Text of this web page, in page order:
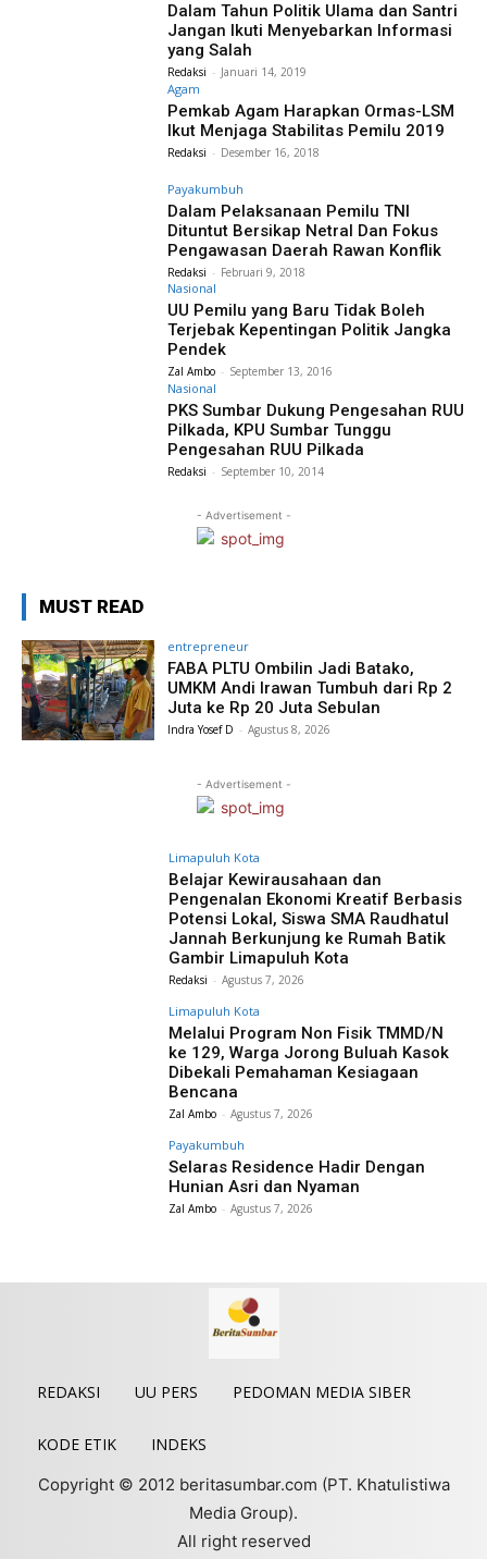
Dalam Tahun Politik Ulama dan Santri
Jangan Ikuti Menyebarkan Informasi
yang Salah
Redaksi - Januari 14, 2019
Agam
Pemkab Agam Harapkan Ormas-LSM
Ikut Menjaga Stabilitas Pemilu 2019
Redaksi - Desember 16, 2018
Payakumbuh
Dalam Pelaksanaan Pemilu TNI
Dituntut Bersikap Netral Dan Fokus
Pengawasan Daerah Rawan Konflik
Redaksi - Februari 9, 2018
Nasional
UU Pemilu yang Baru Tidak Boleh
Terjebak Kepentingan Politik Jangka
Pendek
Zal Ambo - September 13, 2016
Nasional
PKS Sumbar Dukung Pengesahan RUU
Pilkada, KPU Sumbar Tunggu
Pengesahan RUU Pilkada
Redaksi - September 10, 2014
- Advertisement -
MUST READ
entrepreneur
FABA PLTU Ombilin Jadi Batako,
UMKM Andi Irawan Tumbuh dari Rp 2
Juta ke Rp 20 Juta Sebulan
Indra Yosef D - Agustus 8, 2026
- Advertisement -
Limapuluh Kota
Belajar Kewirausahaan dan
Pengenalan Ekonomi Kreatif Berbasis
Potensi Lokal, Siswa SMA Raudhatul
Jannah Berkunjung ke Rumah Batik
Gambir Limapuluh Kota
Redaksi - Agustus 7, 2026
Limapuluh Kota
Melalui Program Non Fisik TMMD/N
ke 129, Warga Jorong Buluah Kasok
Dibekali Pemahaman Kesiagaan
Bencana
Zal Ambo - Agustus 7, 2026
Payakumbuh
Selaras Residence Hadir Dengan
Hunian Asri dan Nyaman
Zal Ambo - Agustus 7, 2026
REDAKSI UU PERS PEDOMAN MEDIA SIBER
KODE ETIK
INDEKS
Copyright © 2012 beritasumbar.com (PT. Khatulistiwa
Media Group).
All right reserved